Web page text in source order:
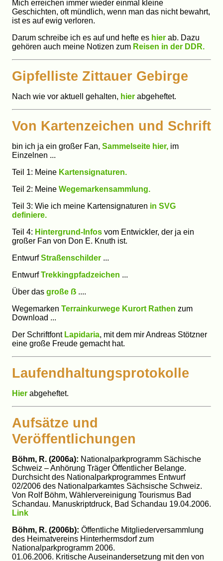
Mich erreichen immer wieder einmal kleine
Geschichten, oft mündlich, wenn man das nicht bewahrt,
ist es auf ewig verloren.
Darum schreibe ich es auf und hefte es hier ab. Dazu
gehören auch meine Notizen zum Reisen in der DDR.
Gipfelliste Zittauer Gebirge
Nach wie vor aktuell gehalten, hier abgeheftet.
Von Kartenzeichen und Schrift
bin ich ja ein großer Fan, Sammelseite hier, im
Einzelnen ...
Teil 1: Meine Kartensignaturen.
Teil 2: Meine Wegemarkensammlung.
Teil 3: Wie ich meine Kartensignaturen in SVG
definiere.
Teil 4: Hintergrund-Infos vom Entwickler, der ja ein
großer Fan von Don E. Knuth ist.
EntwurfStraßenschilder ...
EntwurfTrekkingpfadzeichen ...
Über das große ẞ ....
Wegemarken Terrainkurwege Kurort Rathen zum
Download ...
Der Schriftfont Lapidaria, mit dem mir Andreas Stötzner
eine große Freude gemacht hat.
Laufendhaltungsprotokolle
Hier abgeheftet.
Aufsätze und
Veröffentlichungen
Böhm, R. (2006a): Nationalparkprogramm Sächische
Schweiz – Anhörung Träger Öffentlicher Belange.
Durchsicht des Nationalparkprogrammes Entwurf
02/2006 des Nationalparkamtes Sächsische Schweiz.
Von Rolf Böhm, Wählervereinigung Tourismus Bad
Schandau. Manuskriptdruck, Bad Schandau 19.04.2006.
Link
Böhm, R. (2006b): Öffentliche Mitgliederversammlung
des Heimatvereins Hinterhermsdorf zum
Nationalparkprogramm 2006.
01.06.2006. Kritische Auseinandersetzung mit den von